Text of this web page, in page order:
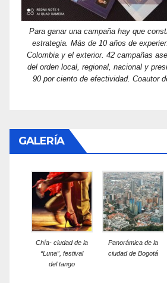
Para ganar una campaña hay que
estrategia. Más de 10 años de
Colombia y el exterior. 42 campañas
del orden local, regional, nacional y
90 por ciento de efectividad. Coautor
GALERÍA
Chía- ciudad de la
“Luna”, festival
del tango
Panorámica de la
ciudad de Bogotá